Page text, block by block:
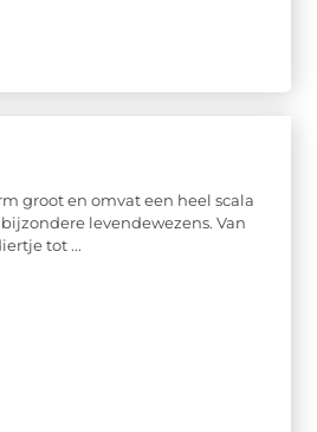
groot en omvat een heel scala
levendewezens. Van
tot ...